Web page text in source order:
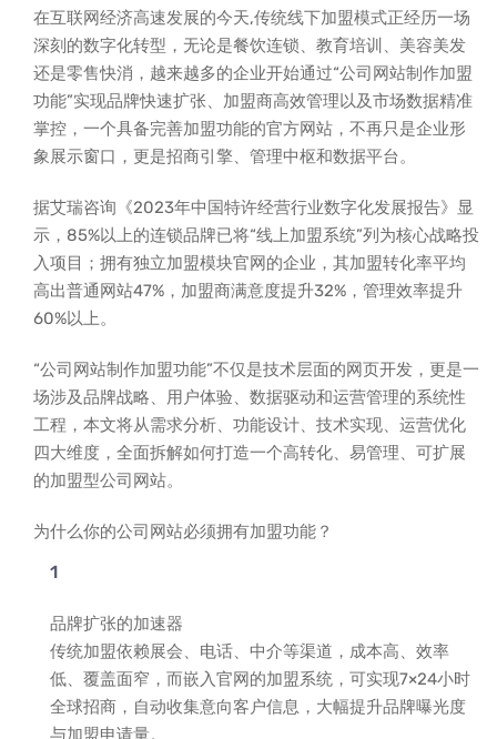
在互联网经济高速发展的今天,传统线下加盟模式正经历一场
深刻的数字化转型，无论是餐饮连锁、教育培训、美容美发
还是零售快消，越来越多的企业开始通过“公司网站制作加盟
功能”实现品牌快速扩张、加盟商高效管理以及市场数据精准
掌控，一个具备完善加盟功能的官方网站，不再只是企业形
象展示窗口，更是招商引擎、管理中枢和数据平台。
据艾瑞咨询《2023年中国特许经营行业数字化发展报告》显
示，85%以上的连锁品牌已将“线上加盟系统”列为核心战略投
入项目；拥有独立加盟模块官网的企业，其加盟转化率平均
高出普通网站47%，加盟商满意度提升32%，管理效率提升
60%以上。
“公司网站制作加盟功能”不仅是技术层面的网页开发，更是一
场涉及品牌战略、用户体验、数据驱动和运营管理的系统性
工程，本文将从需求分析、功能设计、技术实现、运营优化
四大维度，全面拆解如何打造一个高转化、易管理、可扩展
的加盟型公司网站。
为什么你的公司网站必须拥有加盟功能？
品牌扩张的加速器
传统加盟依赖展会、电话、中介等渠道，成本高、效率
低、覆盖面窄，而嵌入官网的加盟系统，可实现7×24小时
全球招商，自动收集意向客户信息，大幅提升品牌曝光度
与加盟申请量。